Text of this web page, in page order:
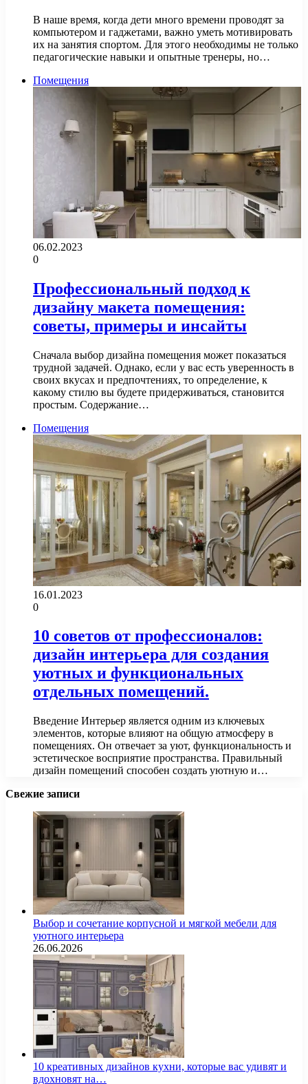
В наше время, когда дети много времени проводят за
компьютером и гаджетами, важно уметь мотивировать
их на занятия спортом. Для этого необходимы не только
педагогические навыки и опытные тренеры, но…
Помещения
06.02.2023
0
Профессиональный подход к
дизайну макета помещения:
советы, примеры и инсайты
Сначала выбор дизайна помещения может показаться
трудной задачей. Однако, если у вас есть уверенность в
своих вкусах и предпочтениях, то определение, к
какому стилю вы будете придерживаться, становится
простым. Содержание…
Помещения
16.01.2023
0
10 советов от профессионалов:
дизайн интерьера для создания
уютных и функциональных
отдельных помещений.
Введение Интерьер является одним из ключевых
элементов, которые влияют на общую атмосферу в
помещениях. Он отвечает за уют, функциональность и
эстетическое восприятие пространства. Правильный
дизайн помещений способен создать уютную и…
Свежие записи
Выбор и сочетание корпусной и мягкой мебели для
уютного интерьера
26.06.2026
10 креативных дизайнов кухни, которые вас удивят и
вдохновят на…